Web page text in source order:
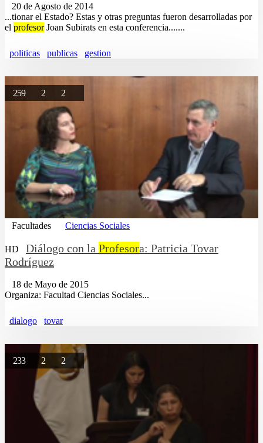
20 de Agosto de 2014
...tionar el Estado? Estas y otras preguntas fueron desarrolladas por
el profesorJoan Subirats en esta conferencia.......
politicas publicas gestion
259 2 2
Facultades Ciencias Sociales
HD Diálogo con la Profesora: Patricia Tovar
Rodríguez
18 de Mayo de 2015
Organiza: Facultad Ciencias Sociales...
dialogo tovar
233 2 2